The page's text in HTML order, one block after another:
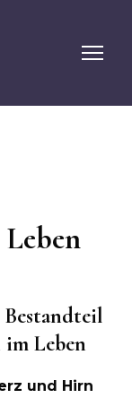
Bestandteil
Leben
und Hirn